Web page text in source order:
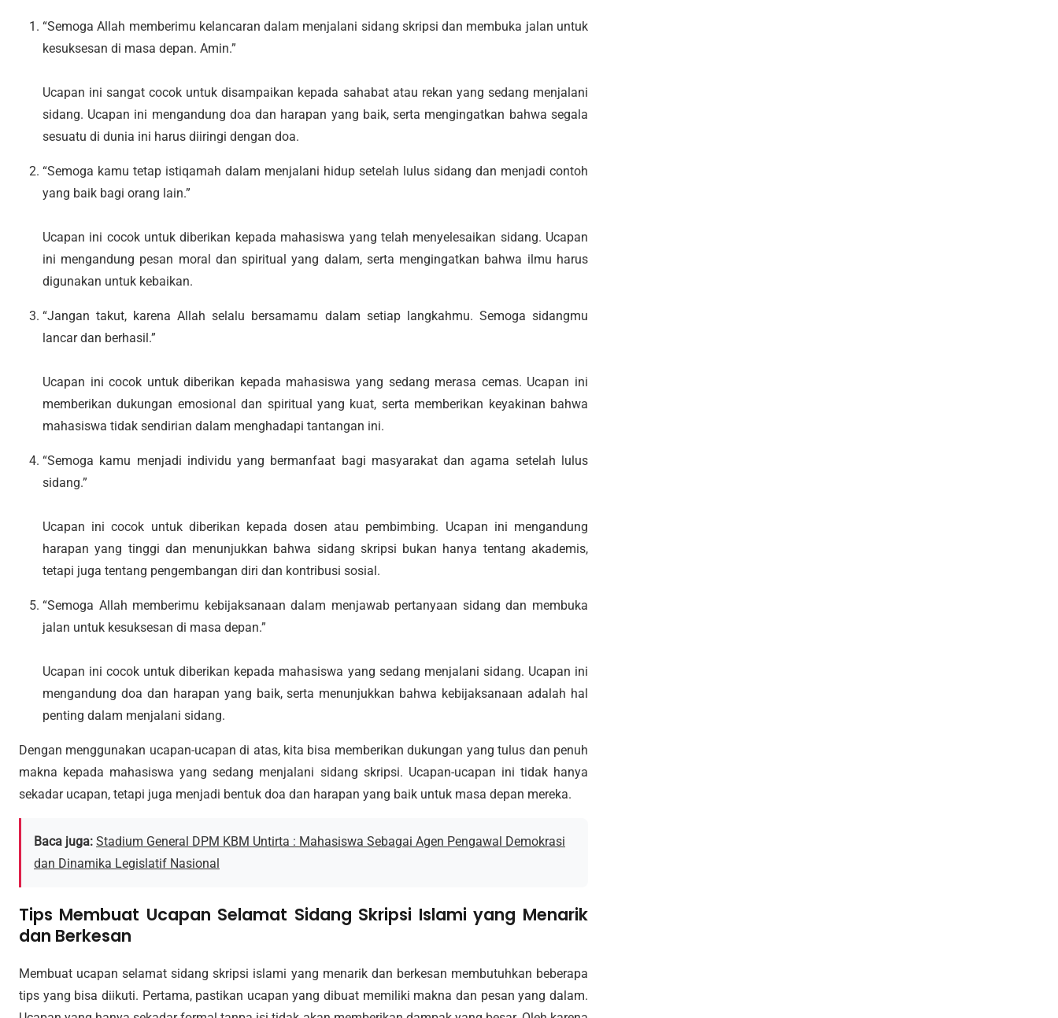
“Semoga Allah memberimu kelancaran dalam menjalani sidang skripsi dan membuka jalan untuk
kesuksesan di masa depan. Amin.”
Ucapan ini sangat cocok untuk disampaikan kepada sahabat atau rekan yang sedang menjalani
sidang. Ucapan ini mengandung doa dan harapan yang baik, serta mengingatkan bahwa segala
sesuatu di dunia ini harus diiringi dengan doa.
“Semoga kamu tetap istiqamah dalam menjalani hidup setelah lulus sidang dan menjadi contoh
yang baik bagi orang lain.”
Ucapan ini cocok untuk diberikan kepada mahasiswa yang telah menyelesaikan sidang. Ucapan
ini mengandung pesan moral dan spiritual yang dalam, serta mengingatkan bahwa ilmu harus
digunakan untuk kebaikan.
“Jangan takut, karena Allah selalu bersamamu dalam setiap langkahmu. Semoga sidangmu
lancar dan berhasil.”
Ucapan ini cocok untuk diberikan kepada mahasiswa yang sedang merasa cemas. Ucapan ini
memberikan dukungan emosional dan spiritual yang kuat, serta memberikan keyakinan bahwa
mahasiswa tidak sendirian dalam menghadapi tantangan ini.
“Semoga kamu menjadi individu yang bermanfaat bagi masyarakat dan agama setelah lulus
sidang.”
Ucapan ini cocok untuk diberikan kepada dosen atau pembimbing. Ucapan ini mengandung
harapan yang tinggi dan menunjukkan bahwa sidang skripsi bukan hanya tentang akademis,
tetapi juga tentang pengembangan diri dan kontribusi sosial.
“Semoga Allah memberimu kebijaksanaan dalam menjawab pertanyaan sidang dan membuka
jalan untuk kesuksesan di masa depan.”
Ucapan ini cocok untuk diberikan kepada mahasiswa yang sedang menjalani sidang. Ucapan ini
mengandung doa dan harapan yang baik, serta menunjukkan bahwa kebijaksanaan adalah hal
penting dalam menjalani sidang.
Dengan menggunakan ucapan-ucapan di atas, kita bisa memberikan dukungan yang tulus dan penuh
makna kepada mahasiswa yang sedang menjalani sidang skripsi. Ucapan-ucapan ini tidak hanya
sekadar ucapan, tetapi juga menjadi bentuk doa dan harapan yang baik untuk masa depan mereka.
Baca juga: Stadium General DPM KBM Untirta : Mahasiswa Sebagai Agen Pengawal Demokrasi
dan Dinamika Legislatif Nasional
Tips Membuat Ucapan Selamat Sidang Skripsi Islami yang Menarik
dan Berkesan
Membuat ucapan selamat sidang skripsi islami yang menarik dan berkesan membutuhkan beberapa
tips yang bisa diikuti. Pertama, pastikan ucapan yang dibuat memiliki makna dan pesan yang dalam.